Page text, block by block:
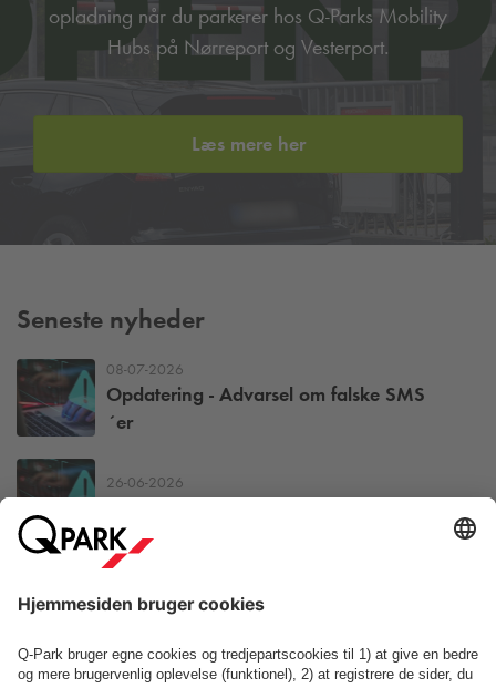
opladning når du parkerer hos Q-Parks Mobility
Hubs på Nørreport og Vesterport.
Læs mere her
Seneste nyheder
08-07-2026
Opdatering - Advarsel om falske SMS
´er
26-06-2026
Q-Parker igen en del af CopenPay
Flere nyheder